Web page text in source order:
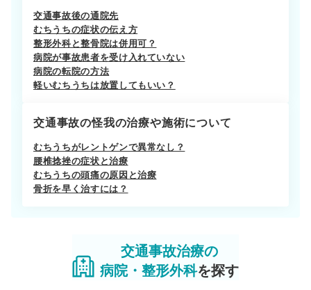
交通事故後の通院先
むちうちの症状の伝え方
整形外科と整骨院は併用可？
病院が事故患者を受け入れていない
病院の転院の方法
軽いむちうちは放置してもいい？
交通事故の怪我の治療や施術について
むちうちがレントゲンで異常なし？
腰椎捻挫の症状と治療
むちうちの頭痛の原因と治療
骨折を早く治すには？
交通事故治療の
病院・整形外科を探す